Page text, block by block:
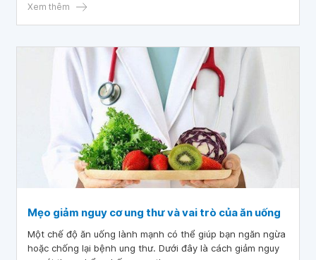
Xem thêm
Mẹo giảm nguy cơ ung thư và vai trò của ăn uống
Một chế độ ăn uống lành mạnh có thể giúp bạn ngăn ngừa
hoặc chống lại bệnh ung thư. Dưới đây là cách giảm nguy